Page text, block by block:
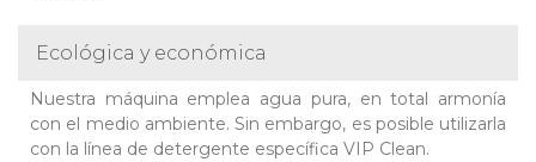
Ecológica y económica
Nuestra máquina emplea agua pura, en total armonía
con el medio ambiente. Sin embargo, es posible utilizarla
con la línea de detergente específica VIP Clean.